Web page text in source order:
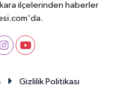
ilçelerinden haberler
Gizlilik Politikası